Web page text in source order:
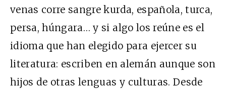
venas corre sangre kurda, española, turca,
persa, húngara… y si algo los reúne es el
idioma que han elegido para ejercer su
literatura: escriben en alemán aunque son
hijos de otras lenguas y culturas. Desde